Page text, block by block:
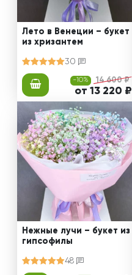
Лето в Венеции – букет
из хризантем
30
-10% 14 600 ₽
от 13 220 ₽
Нежные лучи – букет из
гипсофилы
48